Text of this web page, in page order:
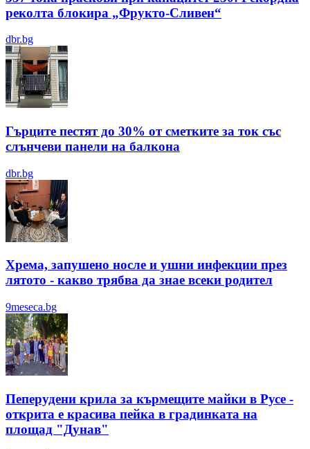
реколта блокира „Фрукто-Сливен“
dbr.bg
Гърците пестят до 30% от сметките за ток със
слънчеви панели на балкона
dbr.bg
Хрема, запушено носле и ушни инфекции през
лятотo - какво трябва да знае всеки родител
9meseca.bg
Пеперудени крила за кърмещите майки в Русе -
открита е красива пейка в градинката на
площад "Дунав"